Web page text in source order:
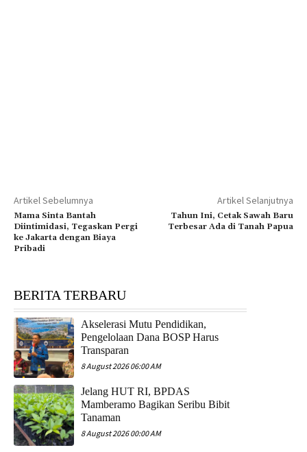
Artikel Sebelumnya
Mama Sinta Bantah
Diintimidasi, Tegaskan Pergi
ke Jakarta dengan Biaya
Pribadi
Artikel Selanjutnya
Tahun Ini, Cetak Sawah Baru
Terbesar Ada di Tanah Papua
BERITA TERBARU
Akselerasi Mutu Pendidikan,
Pengelolaan Dana BOSP Harus
Transparan
8 August 2026 06:00 AM
Jelang HUT RI, BPDAS
Mamberamo Bagikan Seribu Bibit
Tanaman
8 August 2026 00:00 AM